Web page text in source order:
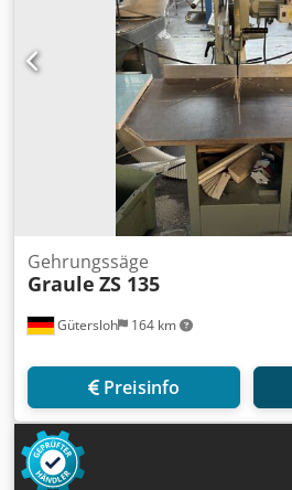
Gütersloh 164 km
Gehrungssäge
Graule ZS 135
Preisinfo